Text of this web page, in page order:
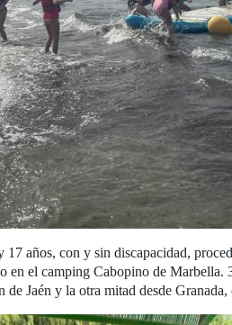
años, con y sin discapacidad,
el camping Cabopino de
Jaén y la otra mitad desde